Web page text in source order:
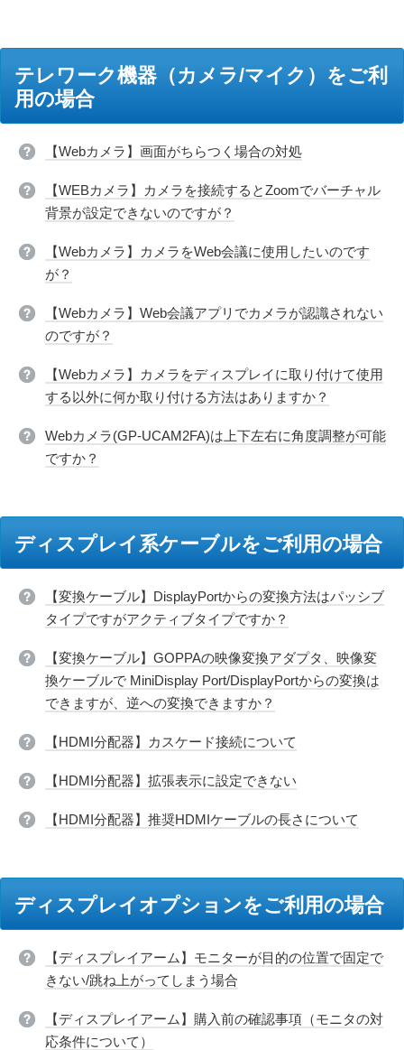
テレワーク機器（カメラ/マイク）をご利
用の場合
【Webカメラ】画面がちらつく場合の対処
【WEBカメラ】カメラを接続するとZoomでバーチャル
背景が設定できないのですが？
【Webカメラ】カメラをWeb会議に使用したいのです
が？
【Webカメラ】Web会議アプリでカメラが認識されない
のですが？
【Webカメラ】カメラをディスプレイに取り付けて使用
する以外に何か取り付ける方法はありますか？
Webカメラ(GP-UCAM2FA)は上下左右に角度調整が可能
ですか？
ディスプレイ系ケーブルをご利用の場合
【変換ケーブル】DisplayPortからの変換方法はパッシブ
タイプですがアクティブタイプですか？
【変換ケーブル】GOPPAの映像変換アダプタ、映像変
換ケーブルで MiniDisplay Port/DisplayPortからの変換は
できますが、逆への変換できますか？
【HDMI分配器】カスケード接続について
【HDMI分配器】拡張表示に設定できない
【HDMI分配器】推奨HDMIケーブルの長さについて
ディスプレイオプションをご利用の場合
【ディスプレイアーム】モニターが目的の位置で固定で
きない/跳ね上がってしまう場合
【ディスプレイアーム】購入前の確認事項（モニタの対
応条件について）